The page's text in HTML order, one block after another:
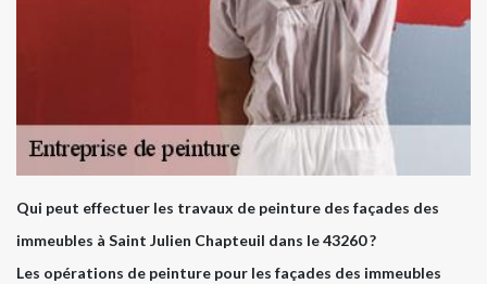
Qui peut effectuer les travaux de peinture des façades des
immeubles à Saint Julien Chapteuil dans le 43260 ?
Les opérations de peinture pour les façades des immeubles